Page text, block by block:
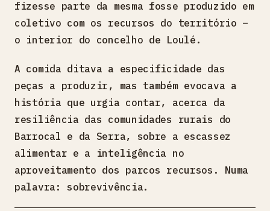
fizesse parte da mesma fosse produzido em
coletivo com os recursos do território –
o interior do concelho de Loulé.
A comida ditava a especificidade das
peças a produzir, mas também evocava a
história que urgia contar, acerca da
resiliência das comunidades rurais do
Barrocal e da Serra, sobre a escassez
alimentar e a inteligência no
aproveitamento dos parcos recursos. Numa
palavra: sobrevivência.